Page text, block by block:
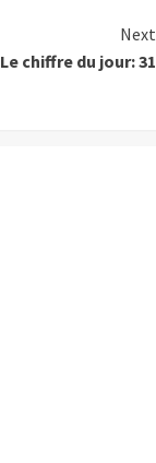
Next
Le chiffre du jour: 31